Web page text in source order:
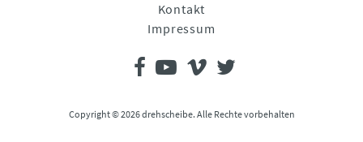
Kontakt
Impressum
Copyright © 2026 drehscheibe. Alle Rechte vorbehalten